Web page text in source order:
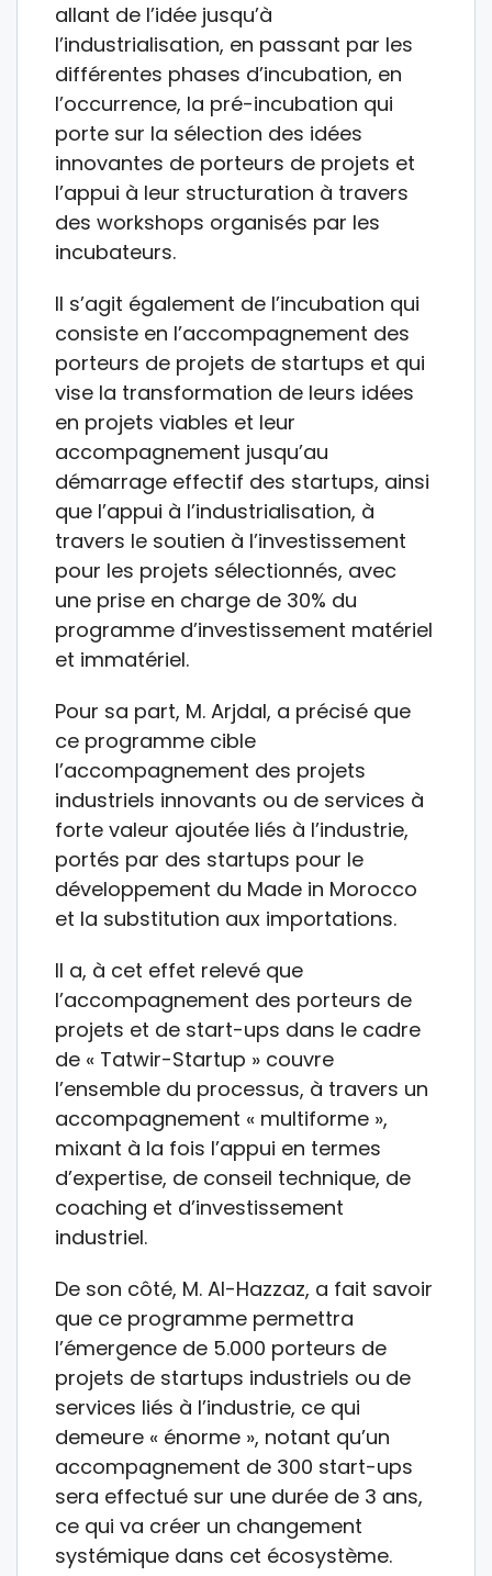
allant de l’idée jusqu’à
l’industrialisation, en passant par les
différentes phases d’incubation, en
l’occurrence, la pré-incubation qui
porte sur la sélection des idées
innovantes de porteurs de projets et
l’appui à leur structuration à travers
des workshops organisés par les
incubateurs.
Il s’agit également de l’incubation qui
consiste en l’accompagnement des
porteurs de projets de startups et qui
vise la transformation de leurs idées
en projets viables et leur
accompagnement jusqu’au
démarrage effectif des startups, ainsi
que l’appui à l’industrialisation, à
travers le soutien à l’investissement
pour les projets sélectionnés, avec
une prise en charge de 30% du
programme d’investissement matériel
et immatériel.
Pour sa part, M. Arjdal, a précisé que
ce programme cible
l’accompagnement des projets
industriels innovants ou de services à
forte valeur ajoutée liés à l’industrie,
portés par des startups pour le
développement du Made in Morocco
et la substitution aux importations.
Il a, à cet effet relevé que
l’accompagnement des porteurs de
projets et de start-ups dans le cadre
de « Tatwir-Startup » couvre
l’ensemble du processus, à travers un
accompagnement « multiforme »,
mixant à la fois l’appui en termes
d’expertise, de conseil technique, de
coaching et d’investissement
industriel.
De son côté, M. Al-Hazzaz, a fait savoir
que ce programme permettra
l’émergence de 5.000 porteurs de
projets de startups industriels ou de
services liés à l’industrie, ce qui
demeure « énorme », notant qu’un
accompagnement de 300 start-ups
sera effectué sur une durée de 3 ans,
ce qui va créer un changement
systémique dans cet écosystème.